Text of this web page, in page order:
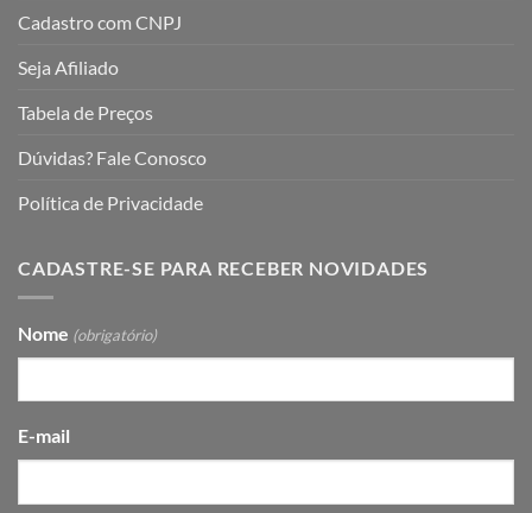
Cadastro com CNPJ
Seja Afiliado
Tabela de Preços
Dúvidas? Fale Conosco
Política de Privacidade
CADASTRE-SE PARA RECEBER NOVIDADES
Nome (obrigatório)
E-mail